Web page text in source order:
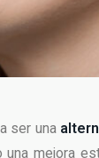
ser una
mejora